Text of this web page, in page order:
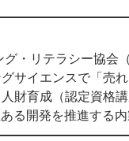
・リテラシー協会
サイエンスで「売
財育成（認定資格
る開発を推進する